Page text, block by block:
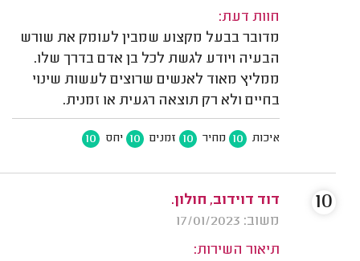
חוות דעת:
מדובר בבעל מקצוע שמבין לעומק את שורש
הבעיה ויודע לגשת לכל בן אדם בדרך שלו.
ממליץ מאוד לאנשים שרוצים לעשות שינוי
בחיים ולא רק תוצאה רגעית או זמנית.
איכות 10 מחיר 10 זמנים 10 יחס 10
דוד דוידוב, חולון.
משוב: 17/01/2023
תיאור השירות:
10